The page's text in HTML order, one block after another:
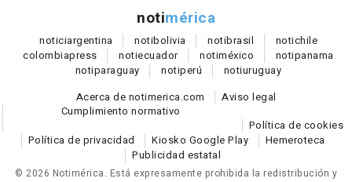
notimérica
noticiargentina notibolivia notibrasil notichile
colombiapress notiecuador notiméxico notipanama
notiparaguay notiperú notiuruguay
Acerca de notimerica.com
Aviso legal
Cumplimiento normativo
Política de cookies
Política de privacidad
Kiosko Google Play
Hemeroteca
Publicidad estatal
© 2026 Notimérica. Está expresamente prohibida la redistribución y